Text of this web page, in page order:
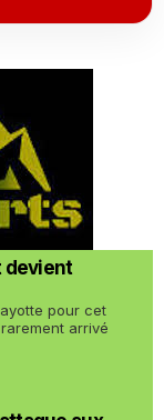
devient
pour cet
arrivé